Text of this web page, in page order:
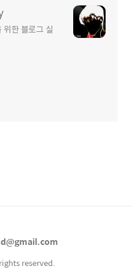
한 블로그 실
reserved.